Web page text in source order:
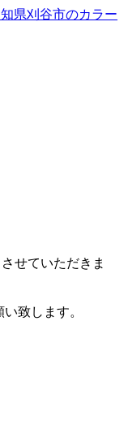
県刈谷市のカラー
させていただきま
致します。